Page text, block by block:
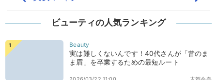
ビューティの人気ランキング
実は難しくないんです！40代さんが「昔のま
ま眉」を卒業するための最短ルート